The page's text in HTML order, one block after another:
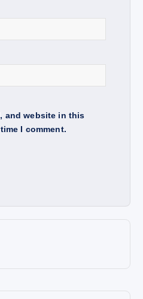
and website in this
I comment.